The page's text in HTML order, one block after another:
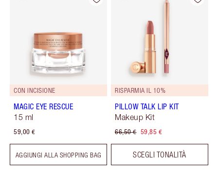
CON INCISIONE
MAGIC EYE RESCUE
15 ml
59,00 €
AGGIUNGI ALLA SHOPPING BAG
RISPARMIA IL 10%
PILLOW TALK LIP KIT
Makeup Kit
66,50 € 59,85 €
SCEGLI TONALITÀ